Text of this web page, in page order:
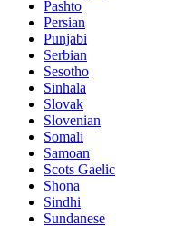
Pashto
Persian
Punjabi
Serbian
Sesotho
Sinhala
Slovak
Slovenian
Somali
Samoan
Scots Gaelic
Shona
Sindhi
Sundanese